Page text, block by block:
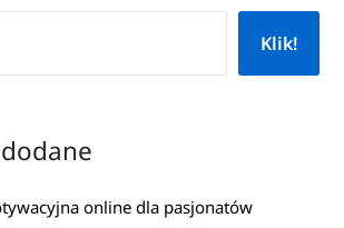
Klik!
online dla pasjonatów